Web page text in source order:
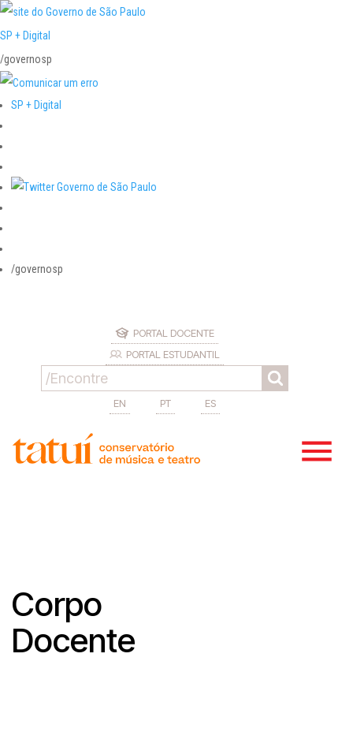
SP + Digital
/governosp
SP + Digital
/governosp
PORTAL DOCENTE
PORTAL ESTUDANTIL
EN PT ES
Corpo
Docente